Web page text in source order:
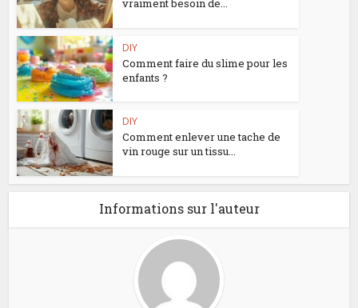
vraiment besoin de...
DIY
Comment faire du slime pour les
enfants ?
DIY
Comment enlever une tache de
vin rouge sur un tissu...
Informations sur l'auteur